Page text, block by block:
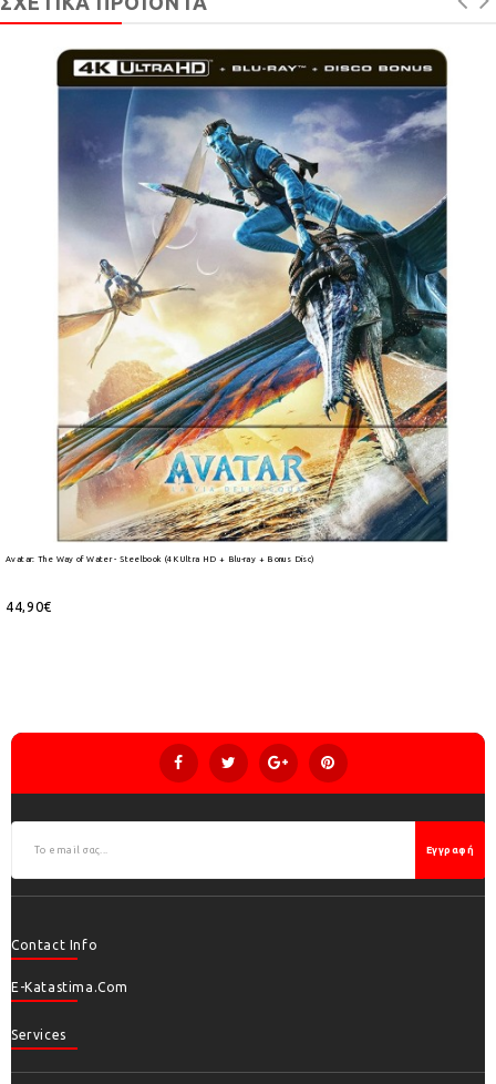
Avatar: The Way of Water - Steelbook (4K Ultra HD + Blu-ray + Bonus Disc)
44,90€
Εγγραφή
Contact Info
E-Katastima.com
Services